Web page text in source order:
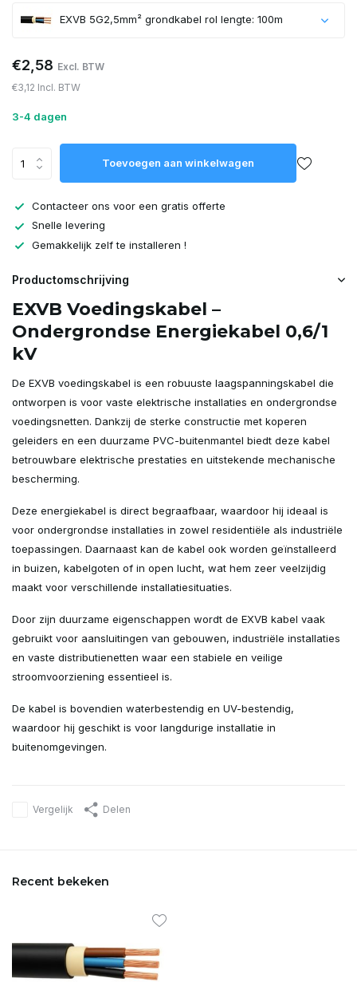
EXVB 5G2,5mm² grondkabel rol lengte: 100m
€2,58 Excl. BTW
€3,12 Incl. BTW
3-4 dagen
Toevoegen aan winkelwagen
Contacteer ons voor een gratis offerte
Snelle levering
Gemakkelijk zelf te installeren !
Productomschrijving
EXVB Voedingskabel –
Ondergrondse Energiekabel 0,6/1
kV
De EXVB voedingskabel is een robuuste laagspanningskabel die
ontworpen is voor vaste elektrische installaties en ondergrondse
voedingsnetten. Dankzij de sterke constructie met koperen
geleiders en een duurzame PVC-buitenmantel biedt deze kabel
betrouwbare elektrische prestaties en uitstekende mechanische
bescherming.
Deze energiekabel is direct begraafbaar, waardoor hij ideaal is
voor ondergrondse installaties in zowel residentiële als industriële
toepassingen. Daarnaast kan de kabel ook worden geïnstalleerd
in buizen, kabelgoten of in open lucht, wat hem zeer veelzijdig
maakt voor verschillende installatiesituaties.
Door zijn duurzame eigenschappen wordt de EXVB kabel vaak
gebruikt voor aansluitingen van gebouwen, industriële installaties
en vaste distributienetten waar een stabiele en veilige
stroomvoorziening essentieel is.
De kabel is bovendien waterbestendig en UV-bestendig,
waardoor hij geschikt is voor langdurige installatie in
buitenomgevingen.
Vergelijk Delen
Recent bekeken